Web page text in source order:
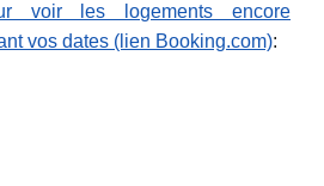
voir les logements encore
vos dates (lien Booking.com):